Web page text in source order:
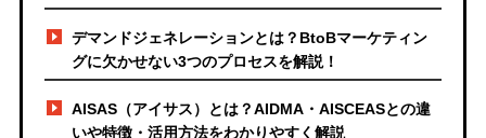
デマンドジェネレーションとは？BtoBマーケティン
グに欠かせない3つのプロセスを解説！
AISAS（アイサス）とは？AIDMA・AISCEASとの違
いや特徴・活用方法をわかりやすく解説